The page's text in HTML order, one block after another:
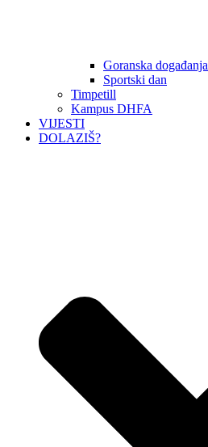
Goranska događanja
Sportski dan
Timpetill
Kampus DHFA
VIJESTI
DOLAZIŠ?